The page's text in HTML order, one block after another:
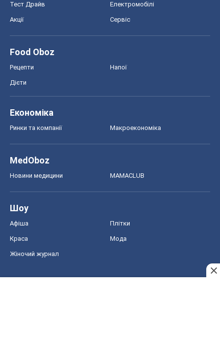
Тест Драйв Електромобілі
Акції Сервіс
Food Oboz
Рецепти Напої
Дієти
Економіка
Ринки та компанії Макроекономіка
MedOboz
Новини медицини MAMACLUB
Шоу
Афіша Плітки
Краса Мода
Жіночий журнал